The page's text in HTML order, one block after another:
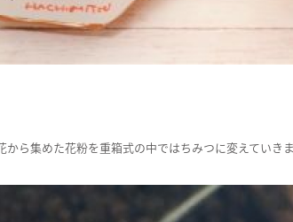
から集めた花粉を重箱式の中ではちみつに変えていき